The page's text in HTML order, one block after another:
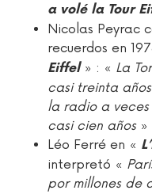
a volé la Tour
Nicolas Peyrac
recuerdos en
Eiffel» : « La
casi treinta
la radio a veces
casi cien años »
Léo Ferré en «
interpretó «
por millones de